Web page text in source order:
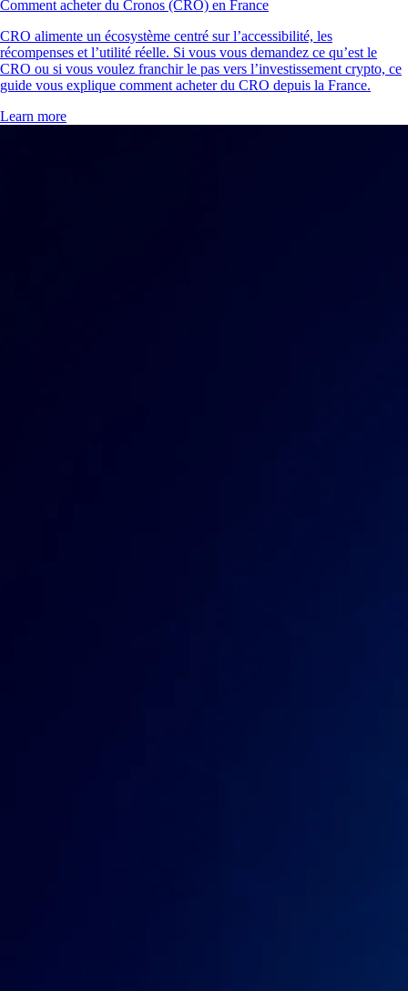
Comment acheter du Cronos (CRO) en France
CRO alimente un écosystème centré sur l’accessibilité, les
récompenses et l’utilité réelle. Si vous vous demandez ce qu’est le
CRO ou si vous voulez franchir le pas vers l’investissement crypto, ce
guide vous explique comment acheter du CRO depuis la France.
Learn more